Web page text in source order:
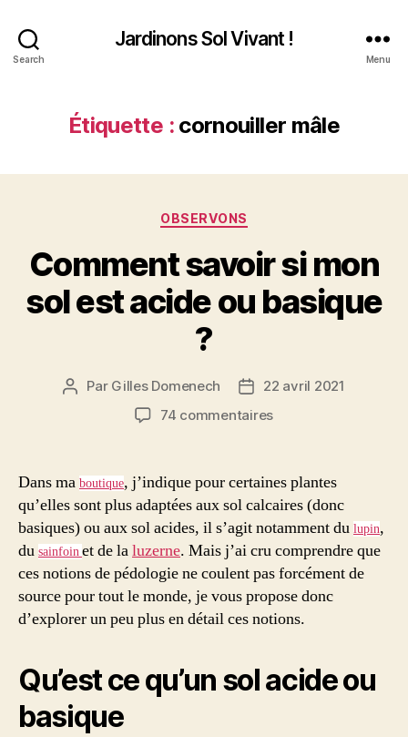
Search
Jardinons Sol Vivant !
Menu
Étiquette : cornouiller mâle
Catégories
OBSERVONS
Comment savoir si mon
sol est acide ou basique
?
Auteur
Par Gilles Domenech
Date
de
22 avril 2021
74 commentairessur
mon
sol
est
acide
ou
basique
?
Dans ma boutique, j’indique pour certaines plantes
qu’elles sont plus adaptées aux sol calcaires (donc
basiques) ou aux sol acides, il s’agit notamment du lupin,
du sainfoinet de laluzerne. Mais j’ai cru comprendre que
ces notions de pédologie ne coulent pas forcément de
source pour tout le monde, je vous propose donc
d’explorer un peu plus en détail ces notions.
Qu’est ce qu’un sol acide ou
basique